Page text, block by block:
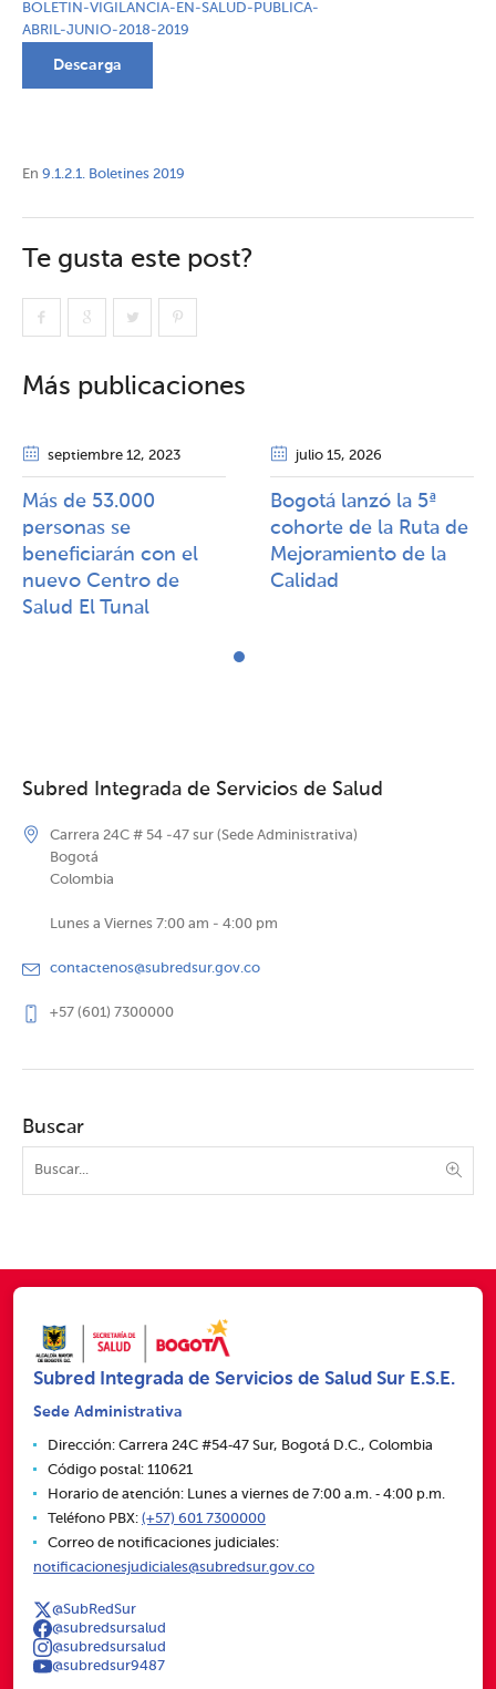
BOLETIN-VIGILANCIA-EN-SALUD-PUBLICA-
ABRIL-JUNIO-2018-2019
Descarga
En 9.1.2.1. Boletines 2019
Te gusta este post?
Más publicaciones
septiembre 12, 2023
Más de 53.000
personas se
beneficiarán con el
nuevo Centro de
Salud El Tunal
julio 15, 2026
Bogotá lanzó la 5ª
cohorte de la Ruta de
Mejoramiento de la
Calidad​​
Subred Integrada de Servicios de Salud
Carrera 24C # 54 -47 sur (Sede Administrativa)
Bogotá
Colombia
Lunes a Viernes 7:00 am - 4:00 pm
contactenos@subredsur.gov.co
+57 (601) 7300000
Buscar
Subred Integrada de Servicios de Salud Sur E.S.E.
Sede Administrativa
Dirección: Carrera 24C #54‑47 Sur, Bogotá D.C., Colombia
Código postal: 110621
Horario de atención: Lunes a viernes de 7:00 a.m. ‑ 4:00 p.m.
Teléfono PBX: (+57) 601 7300000
Correo de notificaciones judiciales:
notificacionesjudiciales@subredsur.gov.co
@SubRedSur
@subredsursalud
@subredsursalud
@subredsur9487